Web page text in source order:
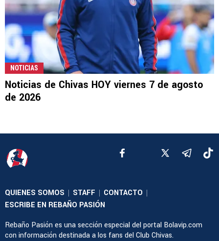
NOTICIAS
Noticias de Chivas HOY viernes 7 de agosto
de 2026
QUIENES SOMOS | STAFF | CONTACTO |
ESCRIBE EN REBAÑO PASIÓN
Rebaño Pasión es una sección especial del portal Bolavip.com
con información destinada a los fans del Club Chivas.